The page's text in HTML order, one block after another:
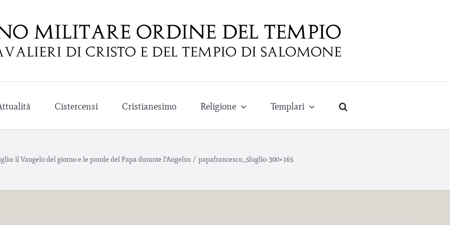
Cistercensi Cristianesimo Religione Templari
il Vangelo del giorno e le parole del Papa durante l’Angelus / papafrancesco_5luglio-300×165